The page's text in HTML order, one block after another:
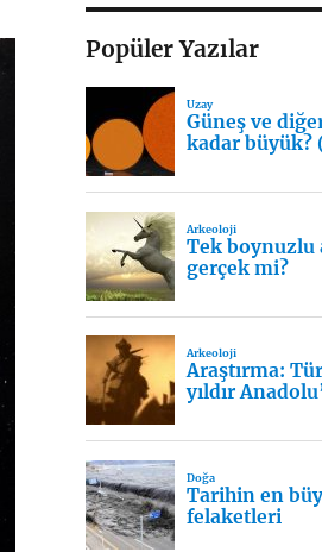
Popüler Yazılar